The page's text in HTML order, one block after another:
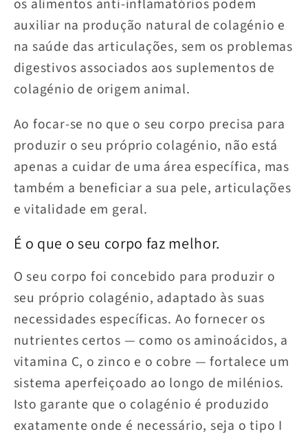
os alimentos anti-inflamatórios podem
auxiliar na produção natural de colagénio e
na saúde das articulações, sem os problemas
digestivos associados aos suplementos de
colagénio de origem animal.
Ao focar-se no que o seu corpo precisa para
produzir o seu próprio colagénio, não está
apenas a cuidar de uma área específica, mas
também a beneficiar a sua pele, articulações
e vitalidade em geral.
É o que o seu corpo faz melhor.
O seu corpo foi concebido para produzir o
seu próprio colagénio, adaptado às suas
necessidades específicas. Ao fornecer os
nutrientes certos — como os aminoácidos, a
vitamina C, o zinco e o cobre — fortalece um
sistema aperfeiçoado ao longo de milénios.
Isto garante que o colagénio é produzido
exatamente onde é necessário, seja o tipo I